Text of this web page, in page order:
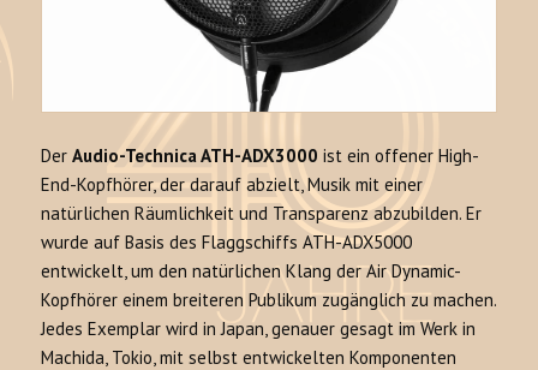
DerAudio-Technica ATH-ADX3000 ist ein offener High-
End-Kopfhörer, der darauf abzielt, Musik mit einer
natürlichen Räumlichkeit und Transparenz abzubilden. Er
wurde auf Basis des Flaggschiffs ATH-ADX5000
entwickelt, um den natürlichen Klang der Air Dynamic-
Kopfhörer einem breiteren Publikum zugänglich zu machen.
Jedes Exemplar wird in Japan, genauer gesagt im Werk in
Machida, Tokio, mit selbst entwickelten Komponenten